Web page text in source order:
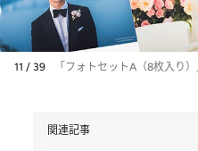
11 / 39 「フォトセットA（8枚入り）
関連記事